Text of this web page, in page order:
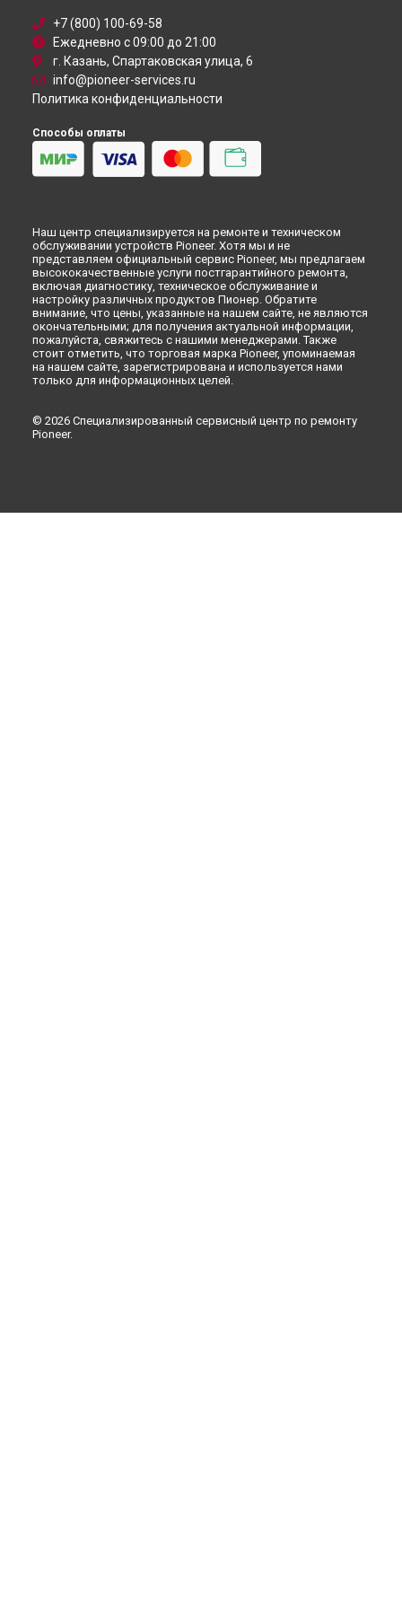
+7 (800) 100-69-58
Ежедневно с 09:00 до 21:00
г. Казань, Спартаковская улица, 6
info@pioneer-services.ru
Политика конфиденциальности
Способы оплаты
Наш центр специализируется на ремонте и техническом
обслуживании устройств Pioneer. Хотя мы и не
представляем официальный сервис Pioneer, мы предлагаем
высококачественные услуги постгарантийного ремонта,
включая диагностику, техническое обслуживание и
настройку различных продуктов Пионер. Обратите
внимание, что цены, указанные на нашем сайте, не являются
окончательными; для получения актуальной информации,
пожалуйста, свяжитесь с нашими менеджерами. Также
стоит отметить, что торговая марка Pioneer, упоминаемая
на нашем сайте, зарегистрирована и используется нами
только для информационных целей.
© 2026 Специализированный сервисный центр по ремонту
Pioneer.